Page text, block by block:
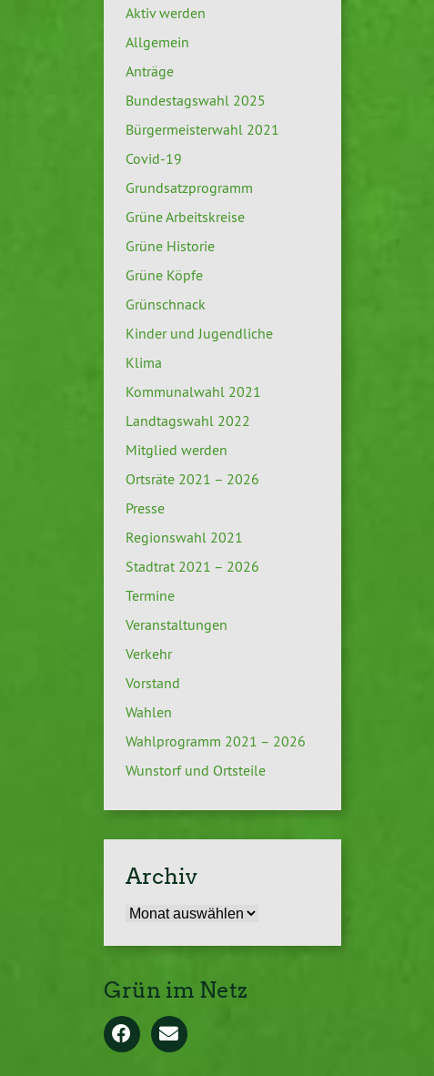
Aktiv werden
Allgemein
Anträge
Bundestagswahl 2025
Bürgermeisterwahl 2021
Covid-19
Grundsatzprogramm
Grüne Arbeitskreise
Grüne Historie
Grüne Köpfe
Grünschnack
Kinder und Jugendliche
Klima
Kommunalwahl 2021
Landtagswahl 2022
Mitglied werden
Ortsräte 2021 – 2026
Presse
Regionswahl 2021
Stadtrat 2021 – 2026
Termine
Veranstaltungen
Verkehr
Vorstand
Wahlen
Wahlprogramm 2021 – 2026
Wunstorf und Ortsteile
Archiv
Archiv
Grün im Netz